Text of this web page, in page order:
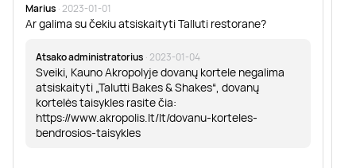
Marius · 2023-01-01
Ar galima su čekiu atsiskaityti Talluti restorane?
Atsako administratorius · 2023-01-04
Sveiki, Kauno Akropolyje dovanų kortele negalima
atsiskaityti „Talutti Bakes & Shakes“, dovanų
kortelės taisykles rasite čia:
https://www.akropolis.lt/lt/dovanu-korteles-
bendrosios-taisykles